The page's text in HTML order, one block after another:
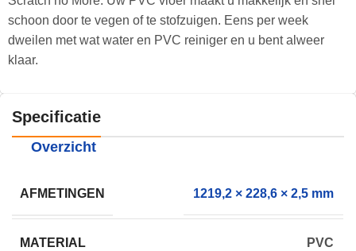
schoon door te vegen of te stofzuigen. Eens per week
dweilen met wat water en PVC reiniger en u bent alweer
klaar.
Specificatie
Overzicht
AFMETINGEN 1219,2 × 228,6 × 2,5 mm
MATERIAL PVC